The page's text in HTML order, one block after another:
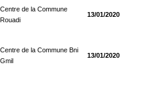
Centre de la Commune
Rouadi
13/01/2020
Centre de la Commune Bni
Gmil
13/01/2020